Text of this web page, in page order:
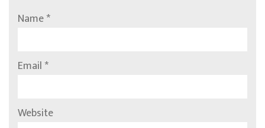
Name*
Email*
Website